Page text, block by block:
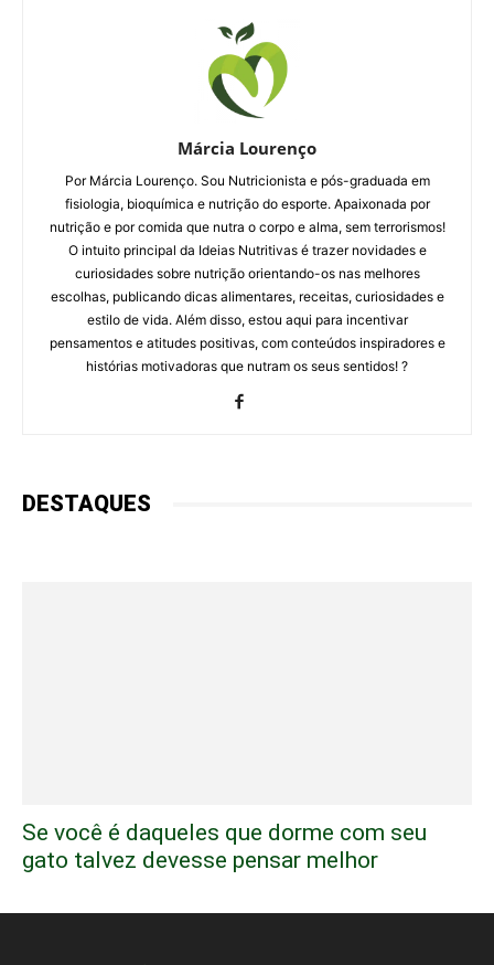
Márcia Lourenço
Por Márcia Lourenço. Sou Nutricionista e pós-graduada em
fisiologia, bioquímica e nutrição do esporte. Apaixonada por
nutrição e por comida que nutra o corpo e alma, sem terrorismos!
O intuito principal da Ideias Nutritivas é trazer novidades e
curiosidades sobre nutrição orientando-os nas melhores
escolhas, publicando dicas alimentares, receitas, curiosidades e
estilo de vida. Além disso, estou aqui para incentivar
pensamentos e atitudes positivas, com conteúdos inspiradores e
histórias motivadoras que nutram os seus sentidos! ?
DESTAQUES
Se você é daqueles que dorme com seu
gato talvez devesse pensar melhor